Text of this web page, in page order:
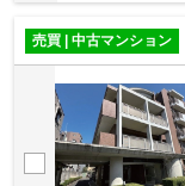
売買 | 中古マンション